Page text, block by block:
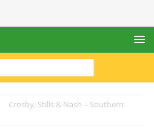
Crosby, Stills & Nash – Southern